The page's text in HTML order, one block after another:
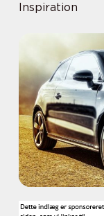
Inspiration